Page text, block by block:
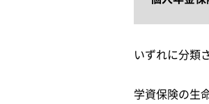
いずれに分類
学資保険の生